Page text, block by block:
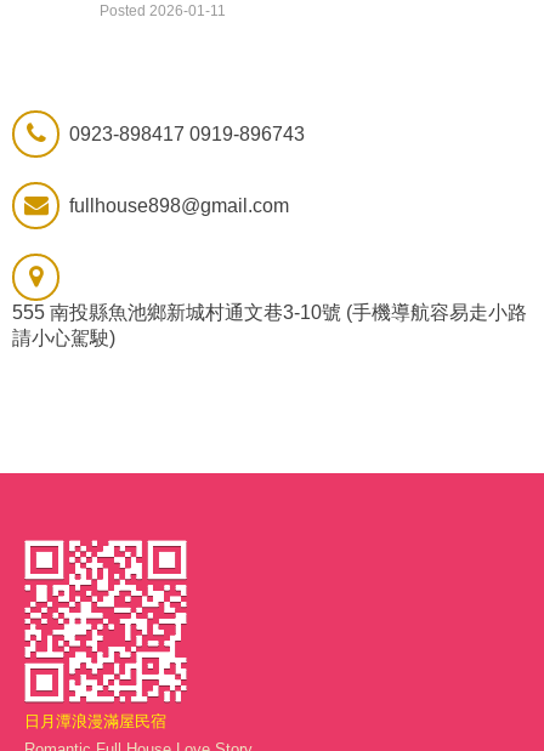
Posted 2026-01-11
0923-898417 0919-896743
fullhouse898@gmail.com
555 南投縣魚池鄉新城村通文巷3-10號 (手機導航容易走小路
請小心駕駛)
日月潭浪漫滿屋民宿